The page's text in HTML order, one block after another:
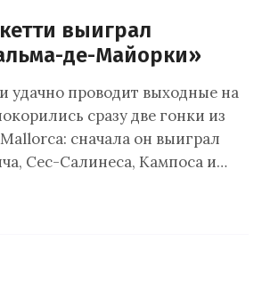
выиграл
де-Майорки»
удачно проводит выходные на
сразу две гонки из
сначала он выиграл
Сес-Салинеса, Кампоса и…